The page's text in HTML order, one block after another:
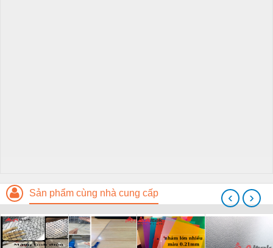
Sản phẩm cùng nhà cung cấp ‹ ›